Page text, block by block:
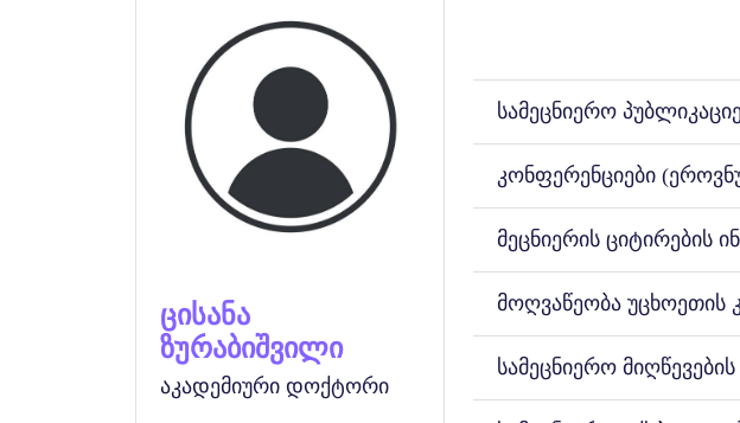
ცისანა
ზურაბიშვილი
აკადემიური დოქტორი
სამეცნიერო
კონფერენციები
მეცნიერის ციტირების
მოღვაწეობა უცხოეთის
სამეცნიერო